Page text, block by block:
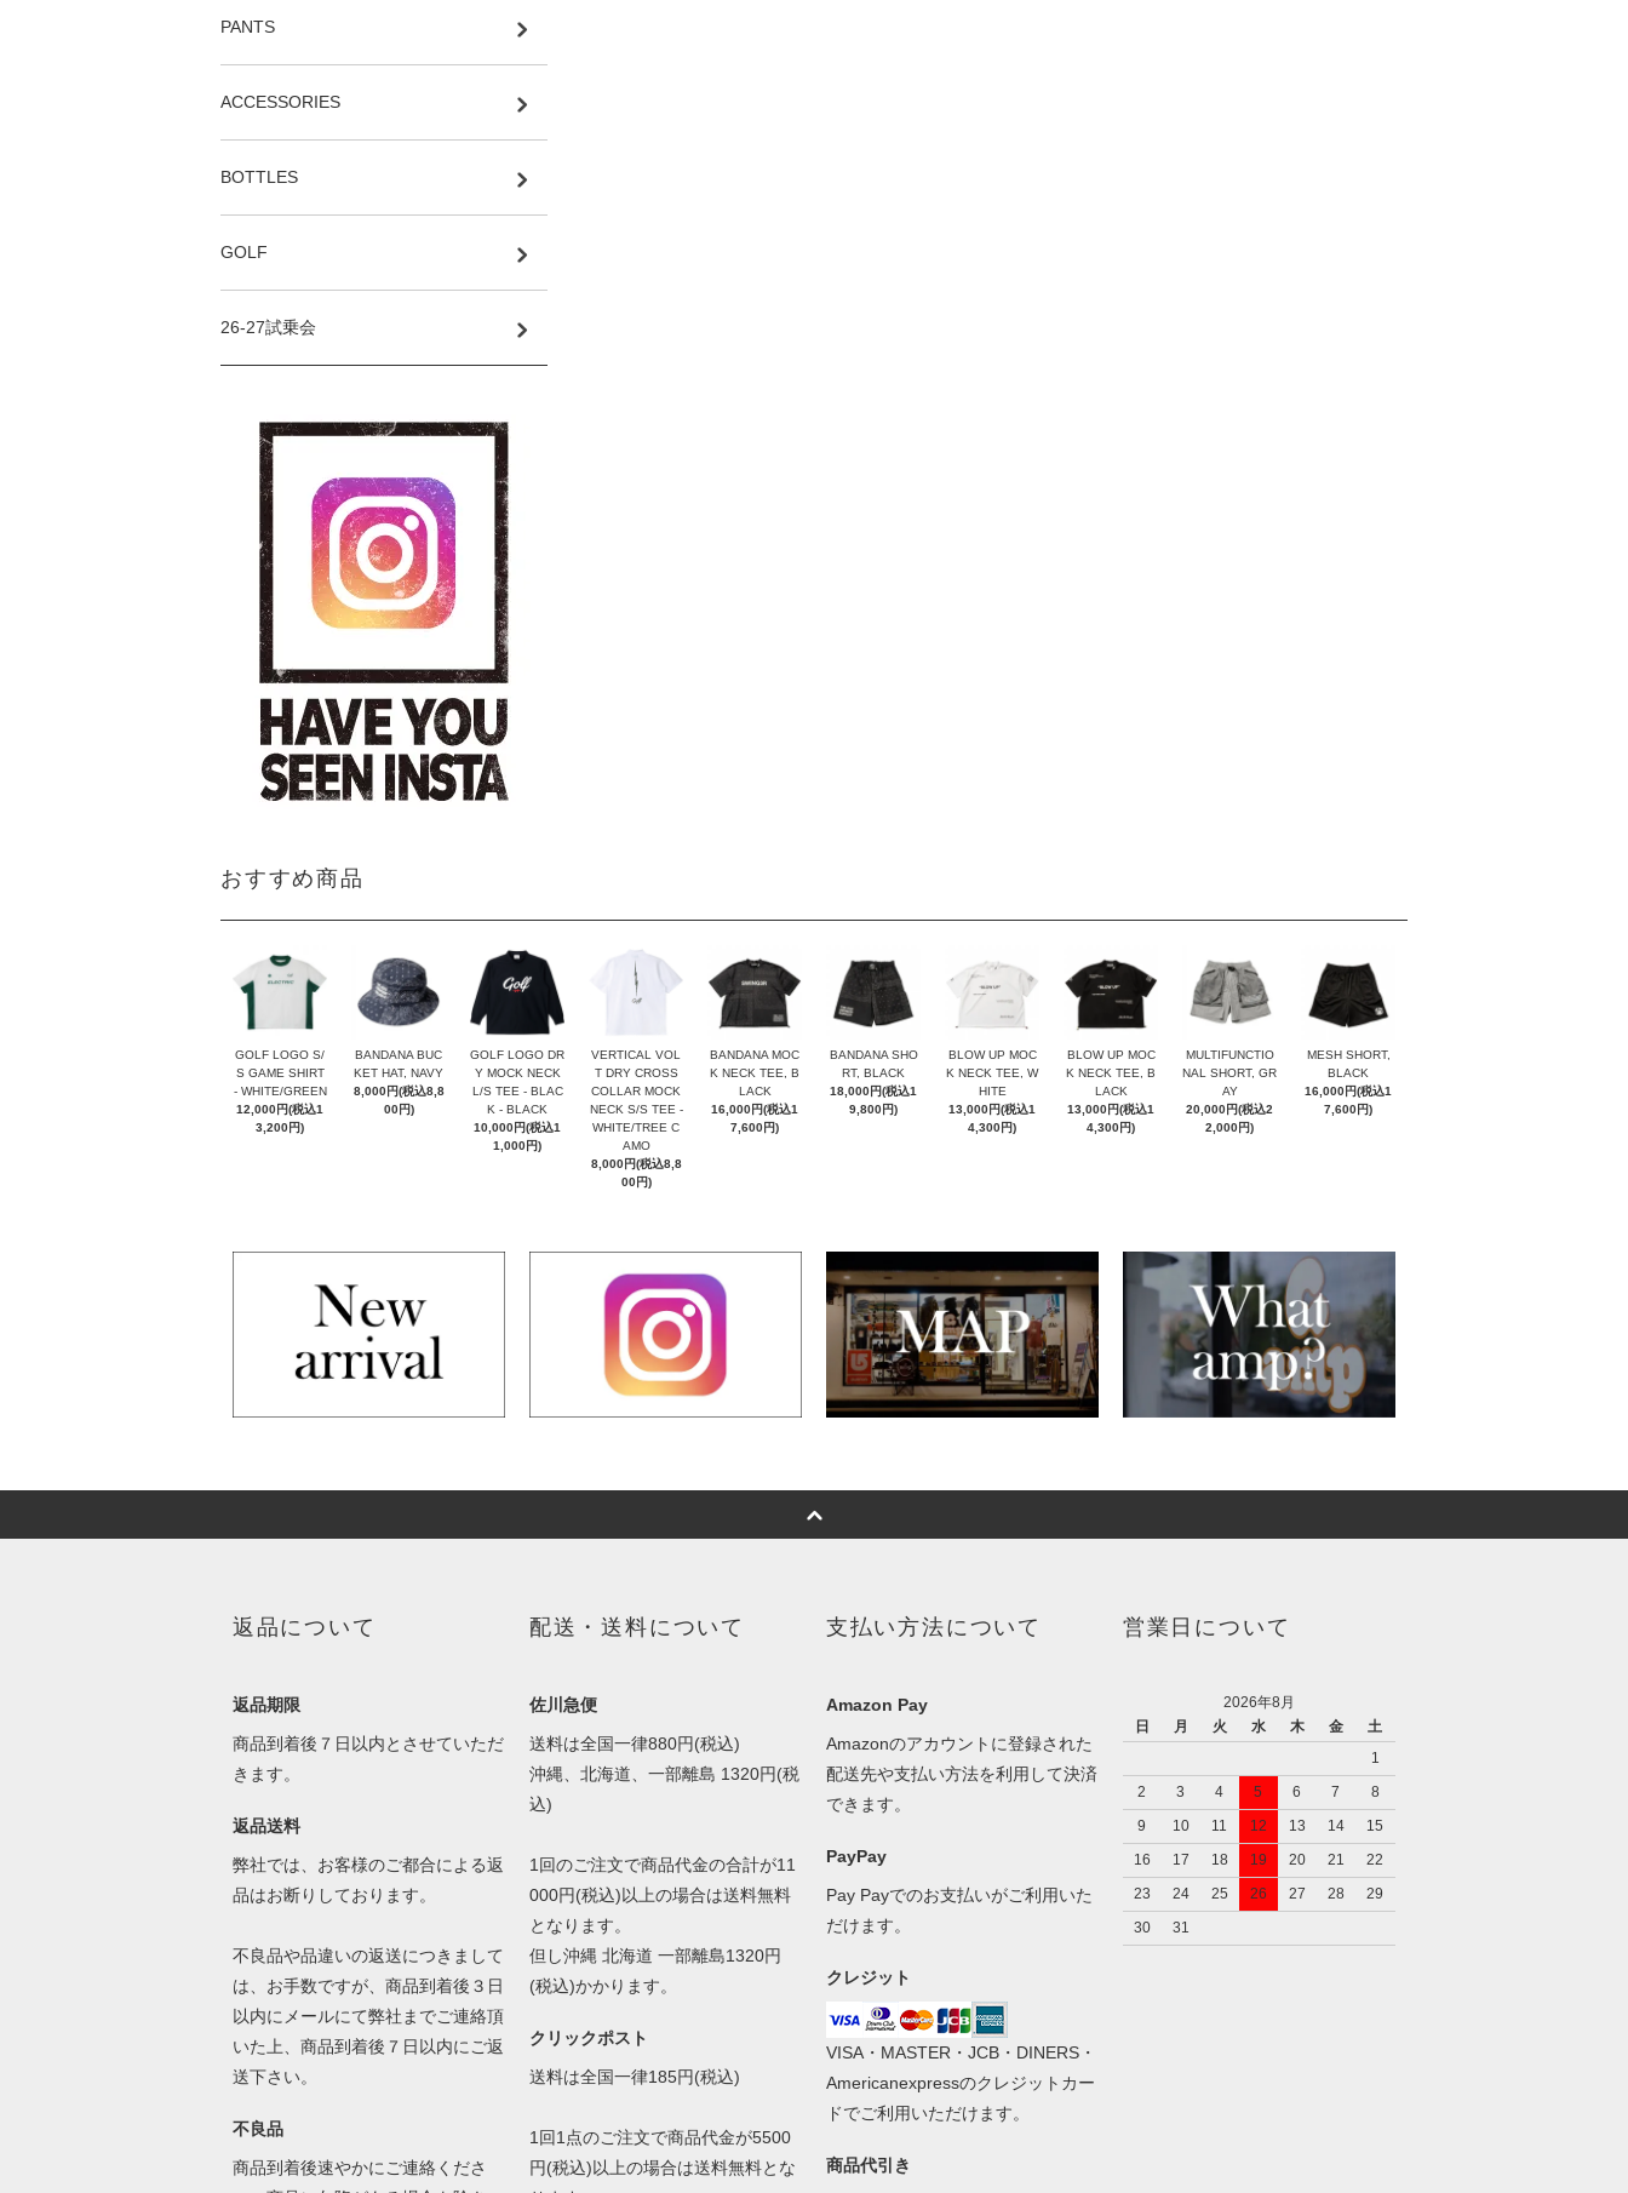
PANTS
ACCESSORIES
BOTTLES
GOLF
26-27試乗会
おすすめ商品
GOLF LOGO S/
S GAME SHIRT
- WHITE/GREEN
12,000円(税込1
3,200円)
BANDANA BUC
KET HAT, NAVY
8,000円(税込8,8
00円)
GOLF LOGO DR
Y MOCK NECK
L/S TEE - BLAC
K - BLACK
10,000円(税込1
1,000円)
VERTICAL VOL
T DRY CROSS
COLLAR MOCK
NECK S/S TEE -
WHITE/TREE C
AMO
8,000円(税込8,8
00円)
BANDANA MOC
K NECK TEE, B
LACK
16,000円(税込1
7,600円)
BANDANA SHO
RT, BLACK
18,000円(税込1
9,800円)
BLOW UP MOC
K NECK TEE, W
HITE
13,000円(税込1
4,300円)
BLOW UP MOC
K NECK TEE, B
LACK
13,000円(税込1
4,300円)
MULTIFUNCTIO
NAL SHORT, GR
AY
20,000円(税込2
2,000円)
MESH SHORT,
BLACK
16,000円(税込1
7,600円)
返品について
返品期限
商品到着後７日以内とさせていただ
きます。
返品送料
弊社では、お客様のご都合による返
品はお断りしております。
不良品や品違いの返送につきまして
は、お手数ですが、商品到着後３日
以内にメールにて弊社までご連絡頂
いた上、商品到着後７日以内にご返
送下さい。
不良品
商品到着後速やかにご連絡くださ
配送・送料について
佐川急便
送料は全国一律880円(税込)
沖縄、北海道、一部離島 1320円(税
込)
1回のご注文で商品代金の合計が11
000円(税込)以上の場合は送料無料
となります。
但し沖縄 北海道 一部離島1320円
(税込)かかります。
クリックポスト
送料は全国一律185円(税込)
1回1点のご注文で商品代金が5500
円(税込)以上の場合は送料無料とな
支払い方法について
Amazon Pay
Amazonのアカウントに登録された
配送先や支払い方法を利用して決済
できます。
PayPay
Pay Payでのお支払いがご利用いた
だけます。
クレジット
VISA・MASTER・JCB・DINERS・
Americanexpressのクレジットカー
ドでご利用いただけます。
商品代引き
営業日について
2026年8月
日
月 火 水 木 金
土
1
2
3 4 5 6 7
8
9
10 11 12 13 14
15
16
17 18 19 20 21
22
23
24 25 26 27 28
29
30
31